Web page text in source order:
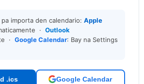
importa den calendario: Apple
· Outlook
· Google Calendar: Bay na Settings
.ics Google Calendar